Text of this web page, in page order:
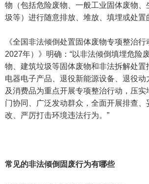
物（包括危险废物、一般工业固体废物、
圾等）进行随意排放、堆放、填埋或处置
《全国非法倾倒处置固体废物专项整治
2027年）》明确：“以非法倾倒填埋危险
物、建筑垃圾等固体废物和非法拆解处置
电器电子产品、退役新能源设备、退役动
及消费品为重点开展专项整治行动，压实
门协同、广泛发动群众，全面开展排查、
改、严厉打击环境违法行为。”
常见的非法倾倒固废行为有哪些